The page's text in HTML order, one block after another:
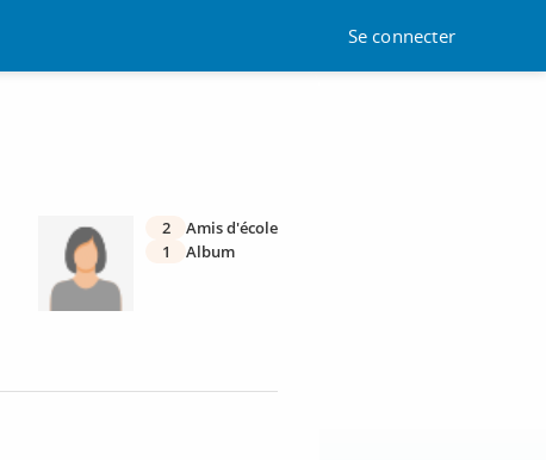
Se connecter
2
Amis d'école
1
Album